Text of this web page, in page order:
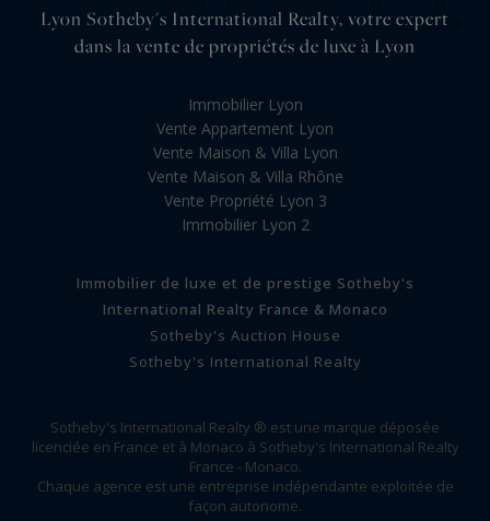
Lyon Sotheby's International Realty, votre expert
dans la vente de propriétés de luxe à Lyon
Immobilier Lyon
Vente Appartement Lyon
Vente Maison & Villa Lyon
Vente Maison & Villa Rhône
Vente Propriété Lyon 3
Immobilier Lyon 2
Immobilier de luxe et de prestige Sotheby's
International Realty France & Monaco
Sotheby's Auction House
Sotheby's International Realty
Sotheby's International Realty ® est une marque déposée
licenciée en France et à Monaco à Sotheby's International Realty
France - Monaco.
Chaque agence est une entreprise indépendante exploitée de
façon autonome.